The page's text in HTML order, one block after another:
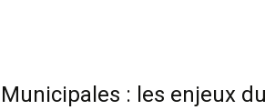
Municipales : les enjeux